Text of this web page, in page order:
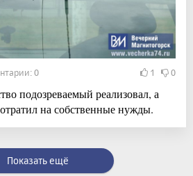
0 1 0
подозреваемый реализовал, а
на собственные нужды.
Показать ещё